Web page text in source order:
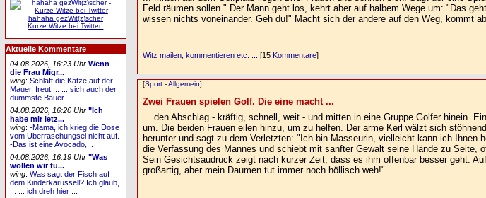
Feld räumen sollen." Der Mann geht los, kehrt aber auf halbem Wege um: "Das
wissen nichts voneinander. Geh du!" Macht sich der andere auf den Weg, kommt
Witz mailen, kommentieren etc. ...
[15 Kommentare]
[Sport-Allgemein]
Zwei Frauen spielen Golf. Die eine macht ...
... den Abschlag - kräftig, schnell, weit - und mitten in eine Gruppe Golfer hinein.
um. Die beiden Frauen eilen hinzu, um zu helfen. Der arme Kerl wälzt sich
herunter und sagt zu dem Verletzten: "Ich bin Masseurin, vielleicht kann ich
die Verfassung des Mannes und schiebt mit sanfter Gewalt seine Hände zu
Sein Gesichtsaudruck zeigt nach kurzer Zeit, dass es ihm offenbar besser geht.
großartig, aber mein Daumen tut immer noch höllisch weh!"
hahaha gezWit(z)scher
Kurze Witze bei Twitter!
Aktuelle Kommentare
04.08.2026, 16:23 Uhr Wenn
die Frau Migr...
wing:Schläft die Katze auf der
Mauer, freut ... ... sich auch der
dümmste Bauer....
04.08.2026, 16:20 Uhr "Ich
habe mir letz...
wing:-Mama, ich krieg die Dose
vom Überraschungsei nicht auf.
-Das ist eine Avocado,...
04.08.2026, 16:19 Uhr "Was
wollen wir tu...
wing:Was sagt der Fisch auf
dem Kinderkarussell? Ich glaub,
... ... ich dreh hier ...